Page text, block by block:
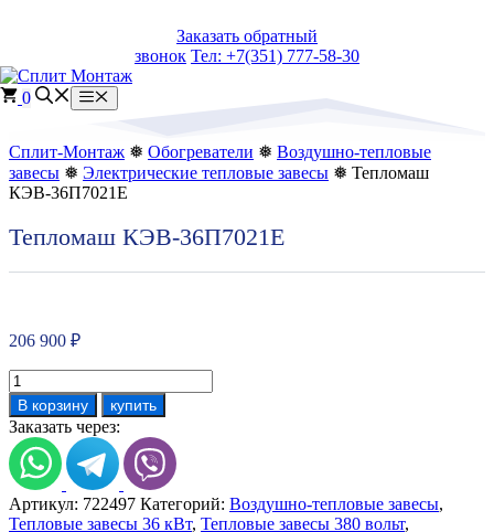
Заказать обратный
звонок Тел: +7(351) 777-58-30
0 Меню
Сплит-Монтаж ❅ Обогреватели ❅ Воздушно-тепловые
завесы ❅ Электрические тепловые завесы ❅ Тепломаш
КЭВ-36П7021Е
Тепломаш КЭВ-36П7021Е
206 900 ₽
Количество
товара
Тепломаш
КЭВ-36П7021Е
В корзину купить
Заказать через:
Артикул: 722497 Категорий: Воздушно-тепловые завесы,
Тепловые завесы 36 кВт, Тепловые завесы 380 вольт,